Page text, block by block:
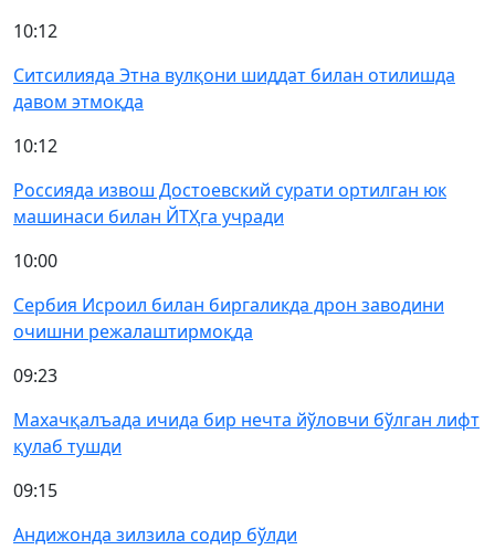
10:12
Ситсилияда Этна вулқони шиддат билан отилишда
давом этмоқда
10:12
Россияда извош Достоевский сурати ортилган юк
машинаси билан ЙТҲга учради
10:00
Сербия Исроил билан биргаликда дрон заводини
очишни режалаштирмоқда
09:23
Махачқалъада ичида бир нечта йўловчи бўлган лифт
қулаб тушди
09:15
Андижонда зилзила содир бўлди